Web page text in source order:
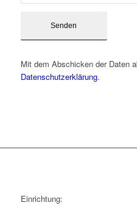
Mit dem Abschicken der Daten
Datenschutzerklärung.
Einrichtung: